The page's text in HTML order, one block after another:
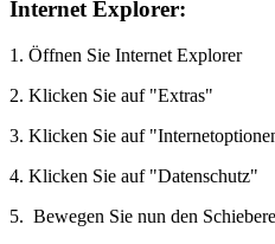
Internet Explorer:
1. Öffnen Sie Internet Explorer
2. Klicken Sie auf "Extras"
3. Klicken Sie auf
4. Klicken Sie auf "Datenschutz"
5. Bewegen Sie nun den